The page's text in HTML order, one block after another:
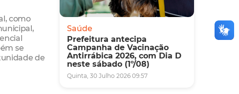
como
se
de
Saúde
Prefeitura antecipa
Campanha de Vacinação
Antirrábica 2026, com Dia D
neste sábado (1º/08)
Quinta, 30 Julho 2026 09:57